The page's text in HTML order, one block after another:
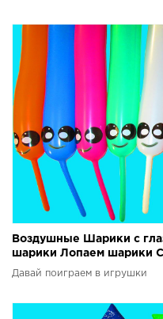
Воздушные Шарики с
шарики Лопаем шарики
пальчиков
Давай поиграем в игрушки